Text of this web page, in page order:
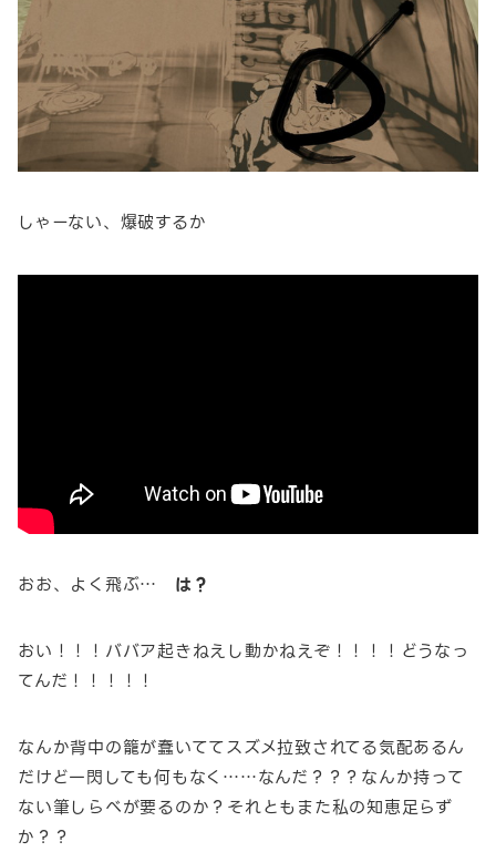
しゃーない、爆破するか
おお、よく飛ぶ… は？
おい！！！ババア起きねえし動かねえぞ！！！！どうなっ
てんだ！！！！！
なんか背中の籠が蠢いててスズメ拉致されてる気配あるん
だけど一閃しても何もなく……なんだ？？？なんか持って
ない筆しらべが要るのか？それともまた私の知恵足らず
か？？